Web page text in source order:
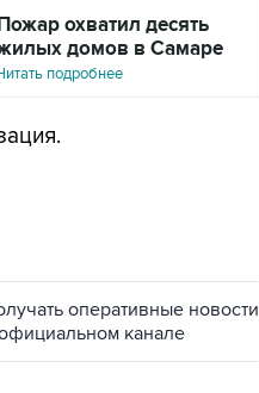
охватил десять
домов в Самаре
подробнее
оперативные новости
канале